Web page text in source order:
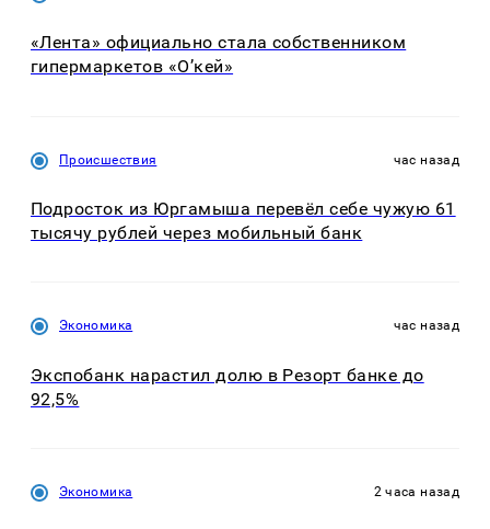
«Лента» официально стала собственником
гипермаркетов «О’кей»
Происшествия час назад
Подросток из Юргамыша перевёл себе чужую 61
тысячу рублей через мобильный банк
Экономика час назад
Экспобанк нарастил долю в Резорт банке до
92,5%
Экономика 2 часа назад